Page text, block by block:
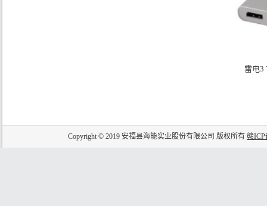
雷电3
Copyright © 2019 安福县海能实业股份有限公司 版权所有 赣ICP